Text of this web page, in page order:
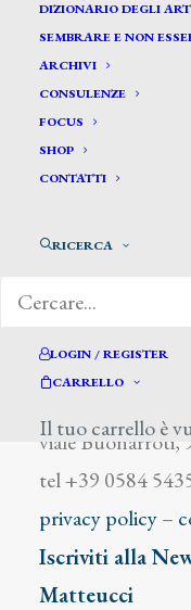
DIZIONARIO DEGLI
SEMBRARE E NON
ARCHIVI
CONSULENZE
FOCUS
SHOP
CONTATTI
RICERCA
LOGIN / REGISTER
CARRELLO
Il tuo carrello è
Feragutti
viale Buonarroti,
tel +39 0584
privacy policy–
Iscriviti alla
Matteucci